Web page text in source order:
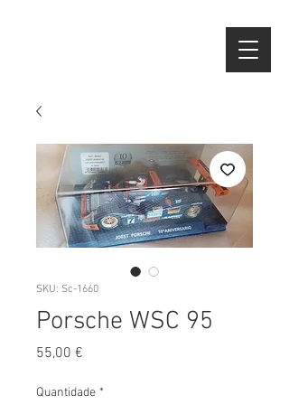
SKU: Sc-1660
Porsche WSC 95
55,00 €
Quantidade *